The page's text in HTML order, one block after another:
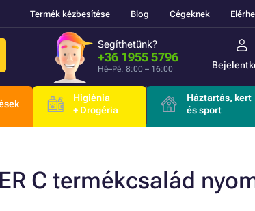
Termék kézbesítése Blog Cégeknek
Segíthetünk?
+36 1955 5796
Hé–Pé: 8:00 – 16:00
Higiénia
+ Drogéria
Háztartás, kert
és sport
C termékcsalád